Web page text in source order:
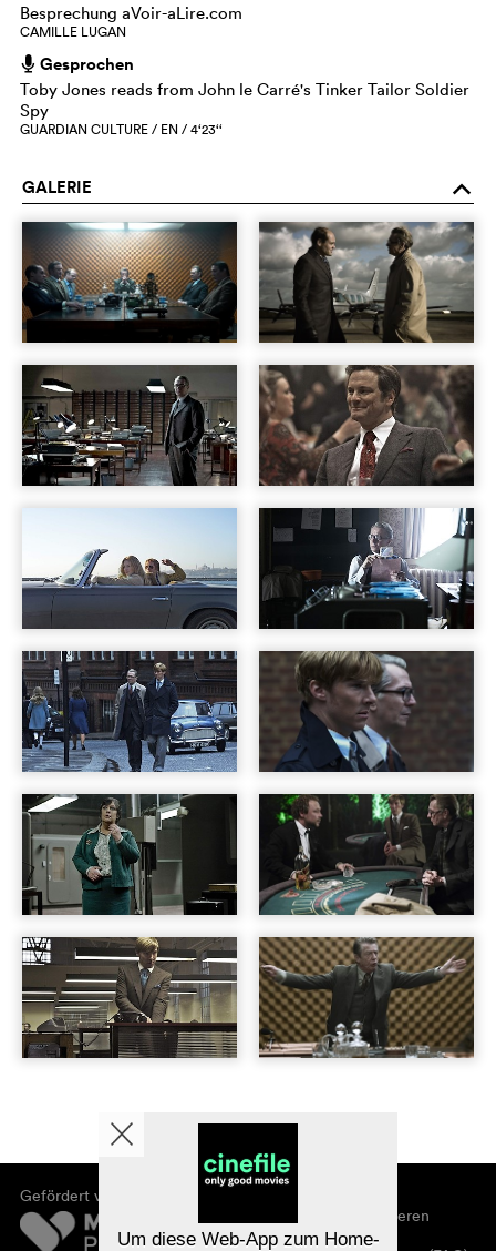
Besprechung aVoir-aLire.com
CAMILLE LUGAN
h Gesprochen
Toby Jones reads from John le Carré's Tinker Tailor Soldier
Spy
GUARDIAN CULTURE / EN / 4‘23‘‘
GALERIE o
Gefördert von
Registrieren/abonnieren
Newsletter
Um diese Web-App zum Home-